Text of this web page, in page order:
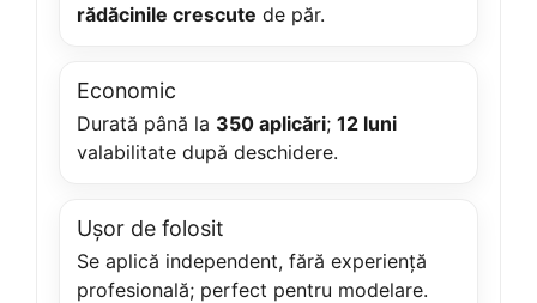
rădăcinile crescute de păr.
Economic
Durată până la 350 aplicări; 12 luni
valabilitate după deschidere.
Ușor de folosit
Se aplică independent, fără experiență
profesională; perfect pentru modelare.